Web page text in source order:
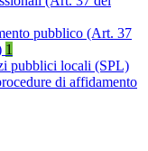
pubblico (Art. 37
1
pubblici locali (SPL)
di affidamento